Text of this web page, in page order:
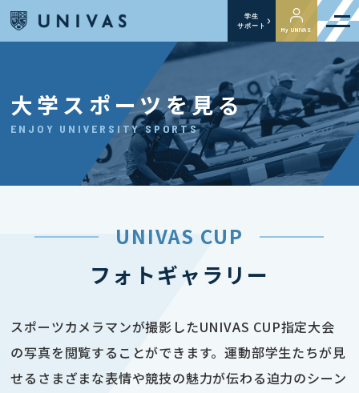
学生
サポート
My UNIVAS
大学スポーツを見る
ENJOY UNIVERSITY SPORTS
UNIVAS CUP
フォトギャラリー
スポーツカメラマンが撮影したUNIVAS CUP指定大会
の写真を閲覧することができます。運動部学生たちが見
せるさまざまな表情や競技の魅力が伝わる迫力のシーン